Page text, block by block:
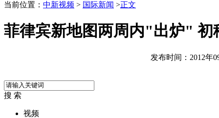
当前位置： 中新视频 > 国际新闻 >正文
菲律宾新地图两周内"出炉" 初
发布时间：2012年
搜 索
视频